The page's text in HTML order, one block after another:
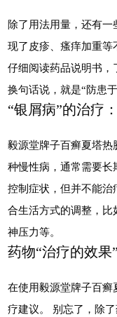
除了用法用量，还有
现了皮疹、瘙痒加重
仔细阅读药品说明书，
换句话说，就是“防患于
“银屑病”的治疗
毅源堂牌子百癣夏塔热
种慢性病，通常需要
控制症状，但并不能
合生活方式的调整，
神压力等。
药物“治疗的效果
在使用毅源堂牌子百
疗建议。 别忘了，除